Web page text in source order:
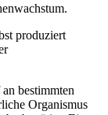
produziert
bestimmten
Organismus